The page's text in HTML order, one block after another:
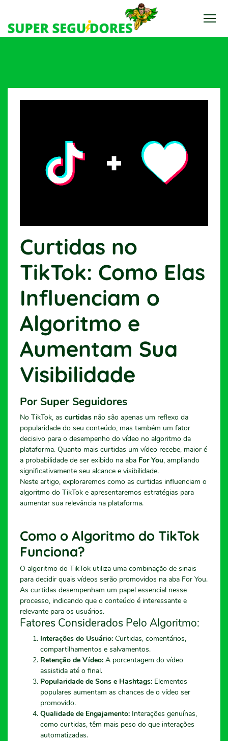
Curtidas no
TikTok: Como Elas
Influenciam o
Algoritmo e
Aumentam Sua
Visibilidade
Por Super Seguidores
No TikTok, as curtidas não são apenas um reflexo da
popularidade do seu conteúdo, mas também um fator
decisivo para o desempenho do vídeo no algoritmo da
plataforma. Quanto mais curtidas um vídeo recebe, maior é
a probabilidade de ser exibido na aba For You, ampliando
significativamente seu alcance e visibilidade.
Neste artigo, exploraremos como as curtidas influenciam o
algoritmo do TikTok e apresentaremos estratégias para
aumentar sua relevância na plataforma.
Como o Algoritmo do TikTok
Funciona?
O algoritmo do TikTok utiliza uma combinação de sinais
para decidir quais vídeos serão promovidos na aba For You.
As curtidas desempenham um papel essencial nesse
processo, indicando que o conteúdo é interessante e
relevante para os usuários.
Fatores Considerados Pelo Algoritmo:
Interações do Usuário: Curtidas, comentários,
compartilhamentos e salvamentos.
Retenção de Vídeo: A porcentagem do vídeo
assistida até o final.
Popularidade de Sons e Hashtags: Elementos
populares aumentam as chances de o vídeo ser
promovido.
Qualidade de Engajamento: Interações genuínas,
como curtidas, têm mais peso do que interações
automatizadas.